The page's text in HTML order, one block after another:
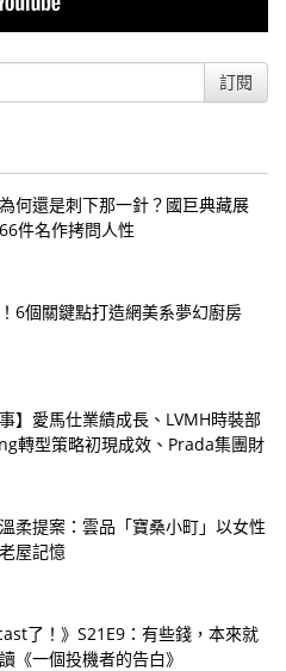
訂閱
何還是刺下那一針？國巨典藏展
件名作拷問人性
6個關鍵點打造網美系夢幻廚房
】愛馬仕業績成長、LVMH時裝部
轉型策略初現成效、Prada集團財
柔提案：雲品「寶桑小町」以女性
屋記憶
了！》S21E9：有些錢，本來就
一個投機者的告白》